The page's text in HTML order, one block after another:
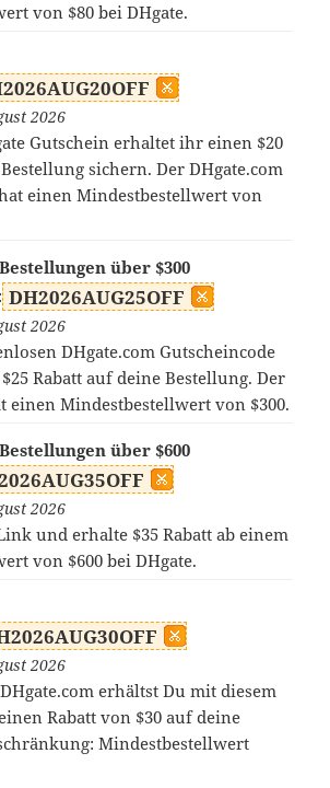
von $80 bei DHgate.
2026
Gutschein erhaltet ihr einen $20
sichern. Der DHgate.com
einen Mindestbestellwert von
über $300
DH2026AUG25OFF
2026
DHgate.com Gutscheincode
Rabatt auf deine Bestellung. Der
einen Mindestbestellwert von $300.
über $600
2026
und erhalte $35 Rabatt ab einem
von $600 bei DHgate.
2026
erhältst Du mit diesem
Rabatt von $30 auf deine
Mindestbestellwert